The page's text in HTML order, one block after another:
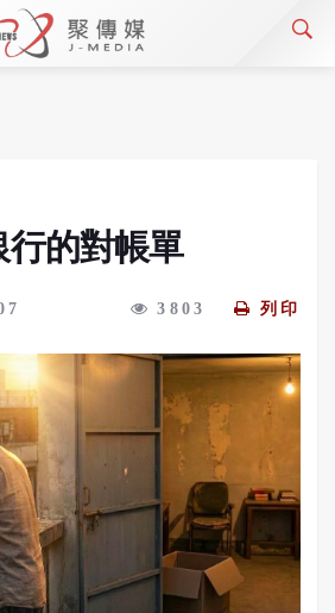
的對帳單
3803 列印